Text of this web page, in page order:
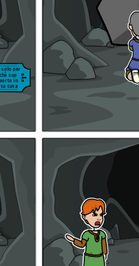
solo per
suo
in
cava